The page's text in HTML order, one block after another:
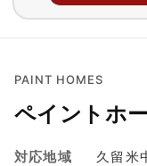
PAINT HOMES
ペイントホ
対応地域
久留米